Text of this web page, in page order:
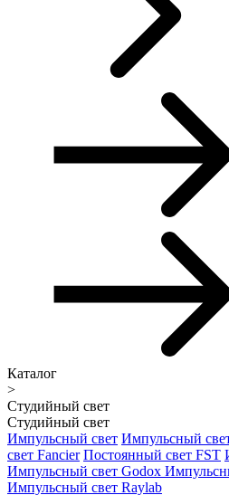
Каталог
>
Студийный свет
Студийный свет
Импульсный свет Импульсный
свет Fancier Постоянный свет FST
Импульсный свет Godox
Импульсный свет Raylab